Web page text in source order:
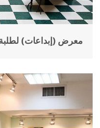
معرض (إبداعات)